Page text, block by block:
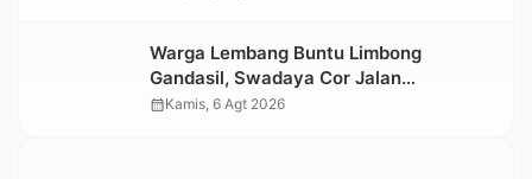
Warga Lembang Buntu Limbong
Gandasil, Swadaya Cor Jalan
Sepanjang 500 Meter
calendar_monthKamis, 6 Agt 2026